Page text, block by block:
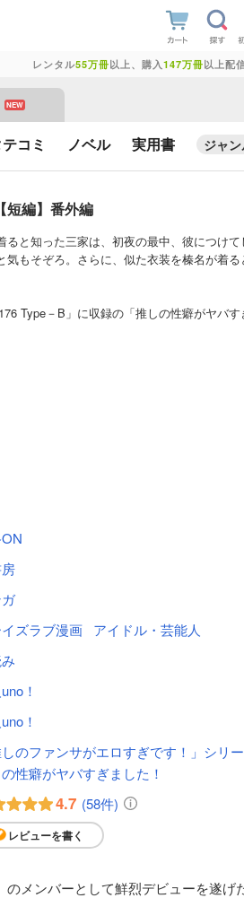
レンタル55万冊以上、購入 147万冊以上配
NEW
コミ ノベル 実用書 ジャ
短編】番外編
と知った三家は、初夜の最中、彼につけて
気もそぞろ。さらに、似た衣装を榛名が着る
Type－B」に収録の「推しの性癖がヤバす
ズラブ漫画 アイドル・芸能人
！
！
しのファンサがエロすぎです！」シリ
性癖がヤバすぎました！
4.7 (58件)
レビューを書く
メンバーとして鮮烈デビューを遂